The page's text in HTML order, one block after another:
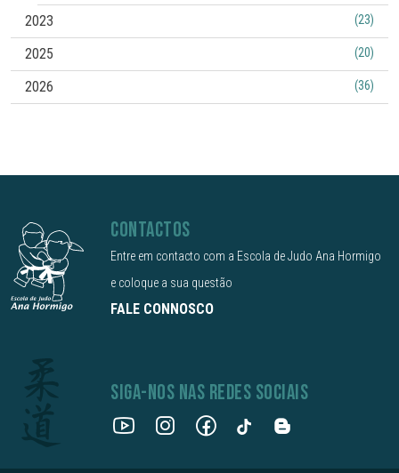
2023
(23)
2025 (20)
2026 (36)
CONTACTOS
Entre em contacto com a Escola de Judo Ana Hormigo
e coloque a sua questão
FALE CONNOSCO
SIGA-NOS NAS REDES SOCIAIS